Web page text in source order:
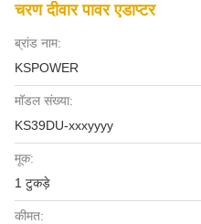
चरण दीवार पावर एडाप्टर
ब्रांड नाम:
KSPOWER
मॉडल संख्या:
KS39DU-xxxyyyy
मूक:
1 टुकड़े
कीमत: